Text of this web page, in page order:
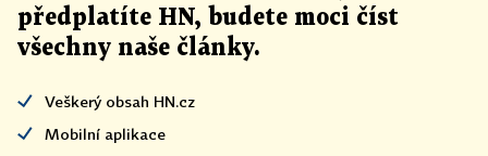
předplatíte HN, budete moci číst
všechny naše články.
Veškerý obsah HN.cz
Mobilní aplikace